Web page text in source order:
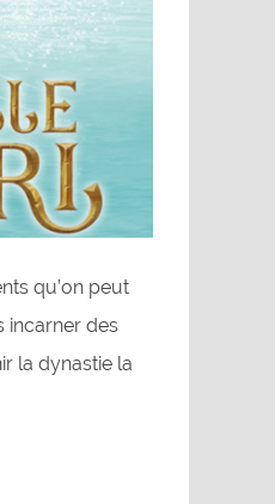
qu’on peut
incarner des
la dynastie la